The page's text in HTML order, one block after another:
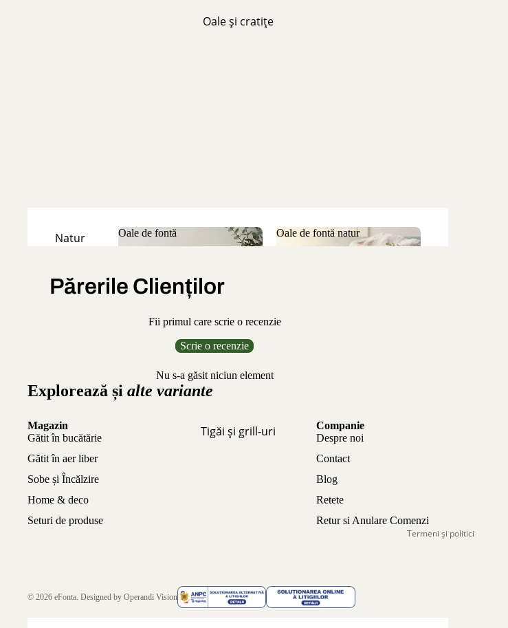
Oale și cratițe
Natur
Oale de fontă
Oale de fontă natur
Tigăi și grill-uri
Părerile Clienților
Fii primul care scrie o recenzie
Scrie o recenzie
Nu s-a găsit niciun element
Explorează și alte variante
Magazin
Gătit în bucătărie
Gătit în aer liber
Sobe și Încălzire
Home & deco
Seturi de produse
Companie
Despre noi
Contact
Blog
Retete
Retur si Anulare Comenzi
© 2026 eFonta. Designed by Operandi Vision
Termeni și politici